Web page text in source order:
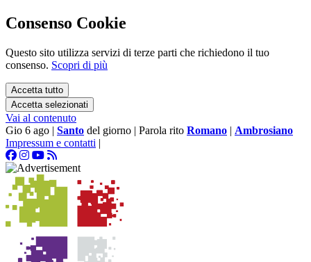
Consenso Cookie
Questo sito utilizza servizi di terze parti che richiedono il tuo
consenso. Scopri di più
Accetta tutto
Accetta selezionati
Vai al contenuto
Gio 6 ago | Santo del giorno | Parola rito Romano | Ambrosiano
Impressum e contatti |